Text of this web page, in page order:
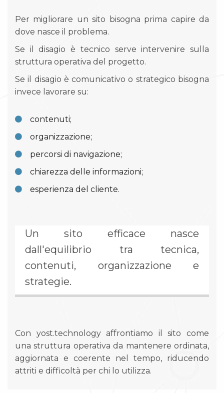
Per migliorare un sito bisogna prima capire da
dove nasce il problema.
Se il disagio è tecnico serve intervenire sulla
struttura operativa del progetto.
Se il disagio è comunicativo o strategico bisogna
invece lavorare su:
contenuti;
organizzazione;
percorsi di navigazione;
chiarezza delle informazioni;
esperienza del cliente.
Un sito efficace nasce
dall'equilibrio tra tecnica,
contenuti, organizzazione e
strategie.
Con yost.technology affrontiamo il sito come
una struttura operativa da mantenere ordinata,
aggiornata e coerente nel tempo, riducendo
attriti e difficoltà per chi lo utilizza.